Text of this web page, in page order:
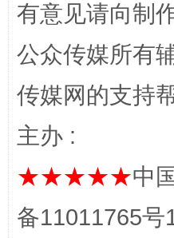
完善运行机制助力责任
有意见请向制
公众传媒所有
传媒网的支持
主办 :
★★★★★中
备11011765